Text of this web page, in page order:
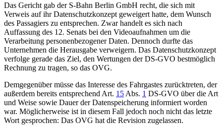
Das Gericht gab der S-Bahn Berlin GmbH recht, die sich mit
Verweis auf ihr Datenschutzkonzept geweigert hatte, dem Wunsch
des Passagiers zu entsprechen. Zwar handelt es sich nach
Auffassung des 12. Senats bei den Videoaufnahmen um die
Verarbeitung personenbezogener Daten. Dennoch durfte das
Unternehmen die Herausgabe verweigern. Das Datenschutzkonzept
verfolge gerade das Ziel, den Wertungen der DS-GVO bestmöglich
Rechnung zu tragen, so das OVG.
Demgegenüber müsse das Interesse des Fahrgastes zurücktreten, der
außerdem bereits entsprechend Art. 15 Abs. 1 DS-GVO über die Art
und Weise sowie Dauer der Datenspeicherung informiert worden
war. Möglicherweise ist in diesem Fall jedoch noch nicht das letzte
Wort gesprochen: Das OVG hat die Revision zugelassen.